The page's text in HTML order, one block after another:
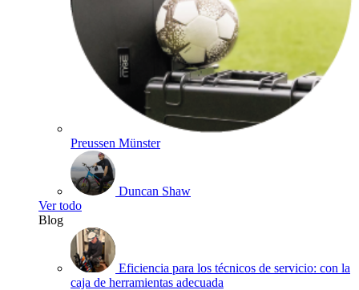
Preussen Münster
Duncan Shaw
Ver todo
Blog
Eficiencia para los técnicos de servicio: con la
caja de herramientas adecuada